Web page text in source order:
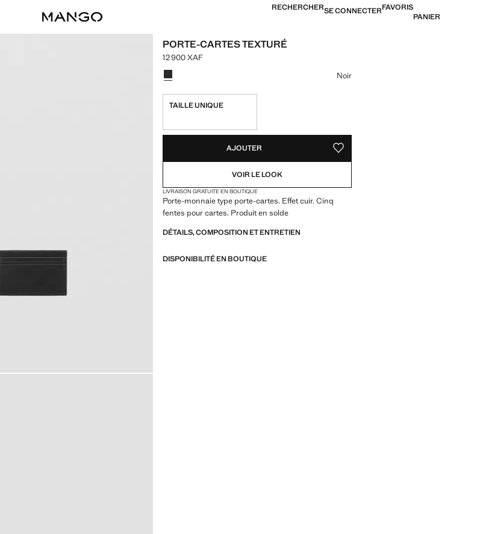
RECHERCHERSE CONNECTERFAVORIS
PANIER
PORTE-CARTES TEXTURÉ
Prix actuel [12 900 XAF ]
12 900 XAF
Choisissez une couleur
Noir
TAILLE UNIQUE
AJOUTER AJOUTER AUX FAVORIS
VOIR LE LOOK
LIVRAISON GRATUITE EN BOUTIQUE
Porte-monnaie type porte-cartes. Effet cuir. Cinq
fentes pour cartes. Produit en solde
DÉTAILS, COMPOSITION ET ENTRETIEN
DISPONIBILITÉ EN BOUTIQUE